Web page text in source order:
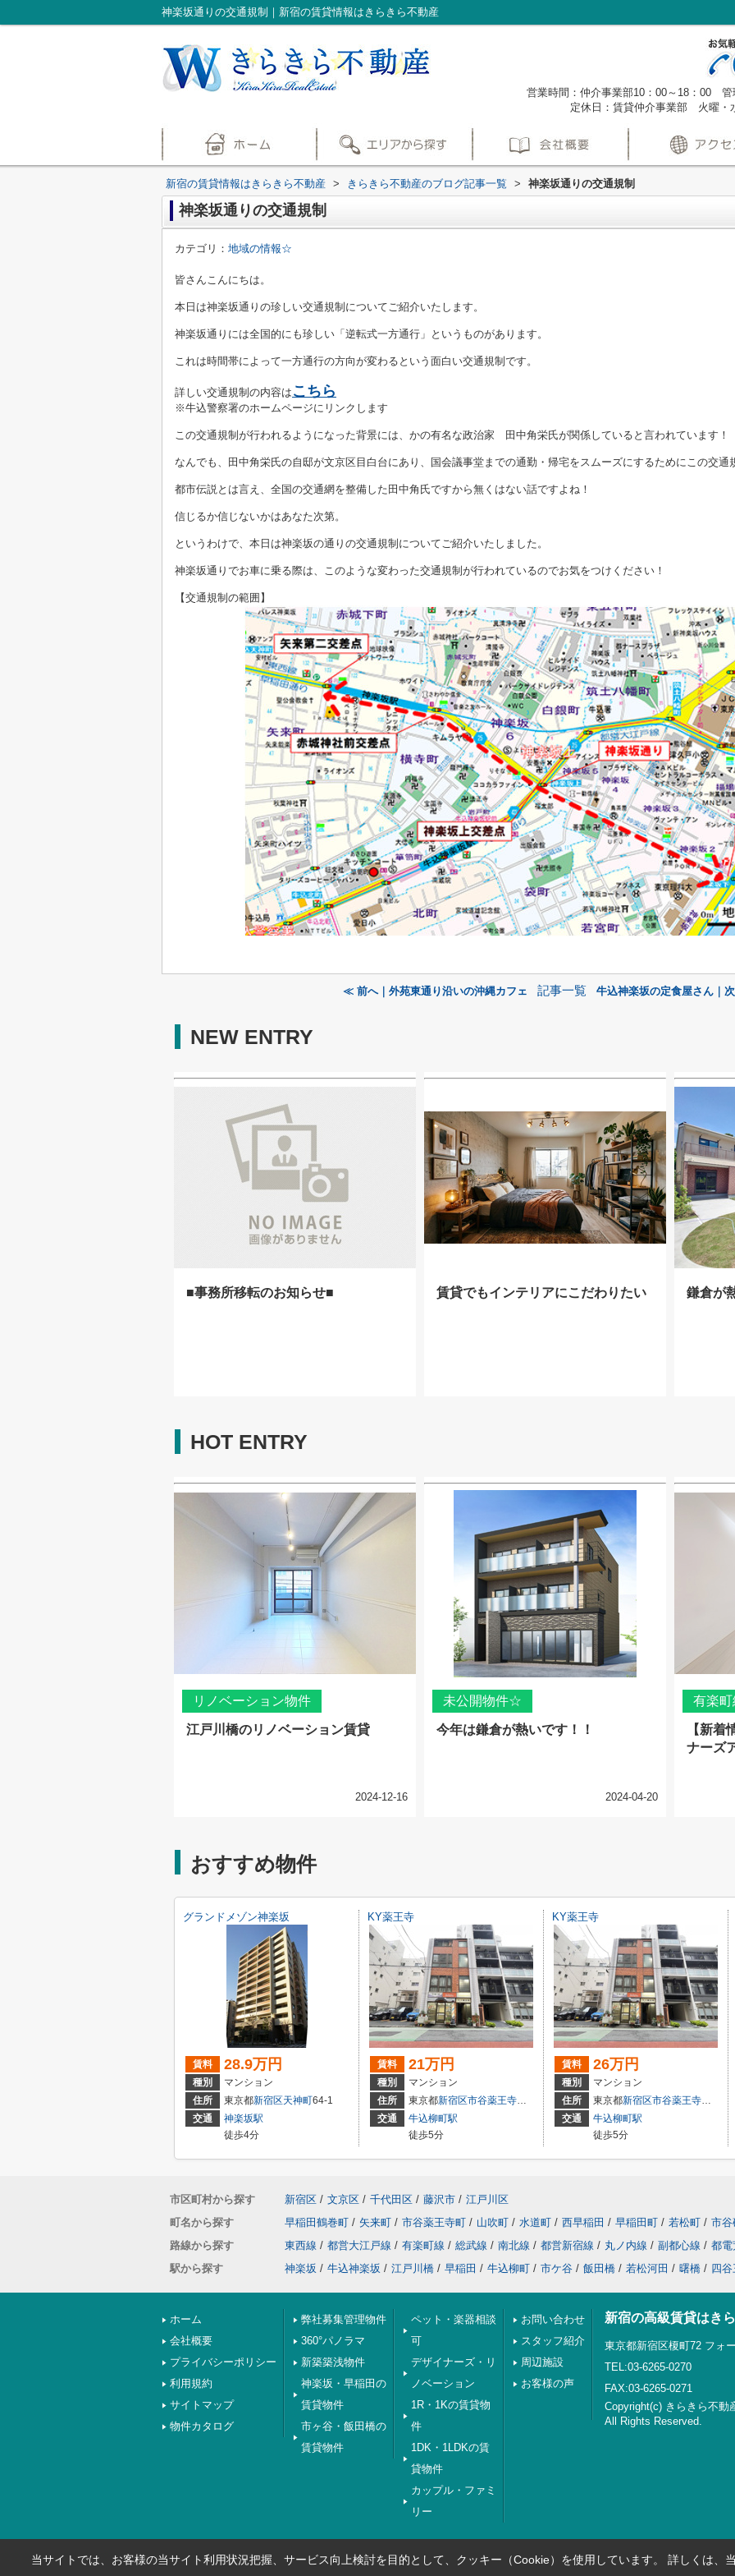
神楽坂通りの交通規制｜新宿の賃貸情報はきらきら不動産
営業時間：仲介事業部10：00～18：00
定休日：賃貸仲介事業部 火曜
新宿の賃貸情報はきらきら不動産 > きらきら不動産のブログ記事一覧 > 神楽坂通りの交通規制
神楽坂通りの交通規制
カテゴリ： 地域の情報☆
皆さんこんにちは。
本日は神楽坂通りの珍しい交通規制についてご紹介いたします。
神楽坂通りには全国的にも珍しい「逆転式一方通行」というものがあります。
これは時間帯によって一方通行の方向が変わるという面白い交通規制です。
詳しい交通規制の内容は こちら
※牛込警察署のホームページにリンクします
この交通規制が行われるようになった背景には、かの有名な政治家 田中角栄氏が関係していると言われています！
なんでも、田中角栄氏の自邸が文京区目白台にあり、国会議事堂までの通勤・帰宅をスムーズにするためにこの交
都市伝説とは言え、全国の交通網を整備した田中角氏ですから無くはない話ですよね！
信じるか信じないかはあなた次第。
というわけで、本日は神楽坂の通りの交通規制についてご紹介いたしました。
神楽坂通りでお車に乗る際は、このような変わった交通規制が行われているのでお気をつけください！
【交通規制の範囲】
≪ 前へ｜外苑東通り沿いの沖縄カフェ 記事一覧 牛込神楽坂の定食屋さん｜
NEW ENTRY
■事務所移転のお知らせ■ 賃貸でもインテリアにこだわりたい 鎌倉が
HOT ENTRY
リノベーション物件
江戸川橋のリノベーション賃貸
2024-12-16
未公開物件☆
今年は鎌倉が熱いです！！
2024-04-20
有楽
【新着
ナーズ
おすすめ物件
グランドメゾン神楽坂
賃料 28.9万円
種別
マンション
住所
東京都新宿区天神町64-1
交通
神楽坂駅
徒歩4分
KY薬王寺
賃料 21万円
種別
マンション
住所
東京都新宿区市谷薬王寺町
交通
牛込柳町駅
徒歩5分
KY薬王寺
賃料 26万円
種別
マンション
住所
東京都新宿区市谷薬王寺町
交通
牛込柳町駅
徒歩5分
市区町村から探す 新宿区 / 文京区 / 千代田区 / 藤沢市 / 江戸川区
町名から探す
早稲田鶴巻町 / 矢来町 / 市谷薬王寺町 / 山吹町 / 水道町 / 西早稲田 / 早稲田町 / 若松町 / 市谷
路線から探す
東西線 / 都営大江戸線 / 有楽町線 / 総武線 / 南北線 / 都営新宿線 / 丸ノ内線 / 副都心線 / 都電
駅から探す
神楽坂 / 牛込神楽坂 / 江戸川橋 / 早稲田 / 牛込柳町 / 市ケ谷 / 飯田橋 / 若松河田 / 曙橋 / 四
ホーム
会社概要
プライバシーポリシー
利用規約
サイトマップ
物件カタログ
弊社募集管理物件
360°パノラマ
新築築浅物件
神楽坂・早稲田の
賃貸物件
市ヶ谷・飯田橋の
賃貸物件
ペット・楽器相談
可
デザイナーズ・リ
ノベーション
1R・1Kの賃貸物
件
1DK・1LDKの賃
貸物件
カップル・ファミ
リー
お問い合わせ
スタッフ紹介
周辺施設
お客様の声
新宿の高級賃貸はき
東京都新宿区榎町72 フォ
TEL:03-6265-0270
FAX:03-6265-0271
Copyright(c) きらきら不動
All Rights Reserved.
当サイトでは、お客様の当サイト利用状況把握、サービス向上検討を目的として、クッキー（Cookie）を使用しています。 詳しくは、